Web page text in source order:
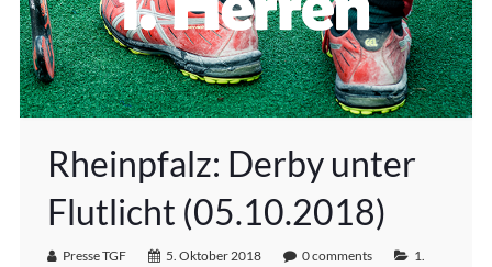
Rheinpfalz: Derby unter
Flutlicht (05.10.2018)
Presse TGF 5. Oktober 2018 0 comments
1.